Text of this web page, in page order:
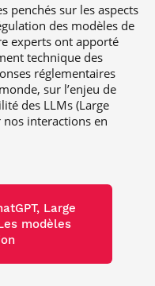
penchés sur les aspects
des modèles de
experts ont apporté
technique des
réglementaires
sur l’enjeu de
des LLMs (Large
interactions en
Large
modèles